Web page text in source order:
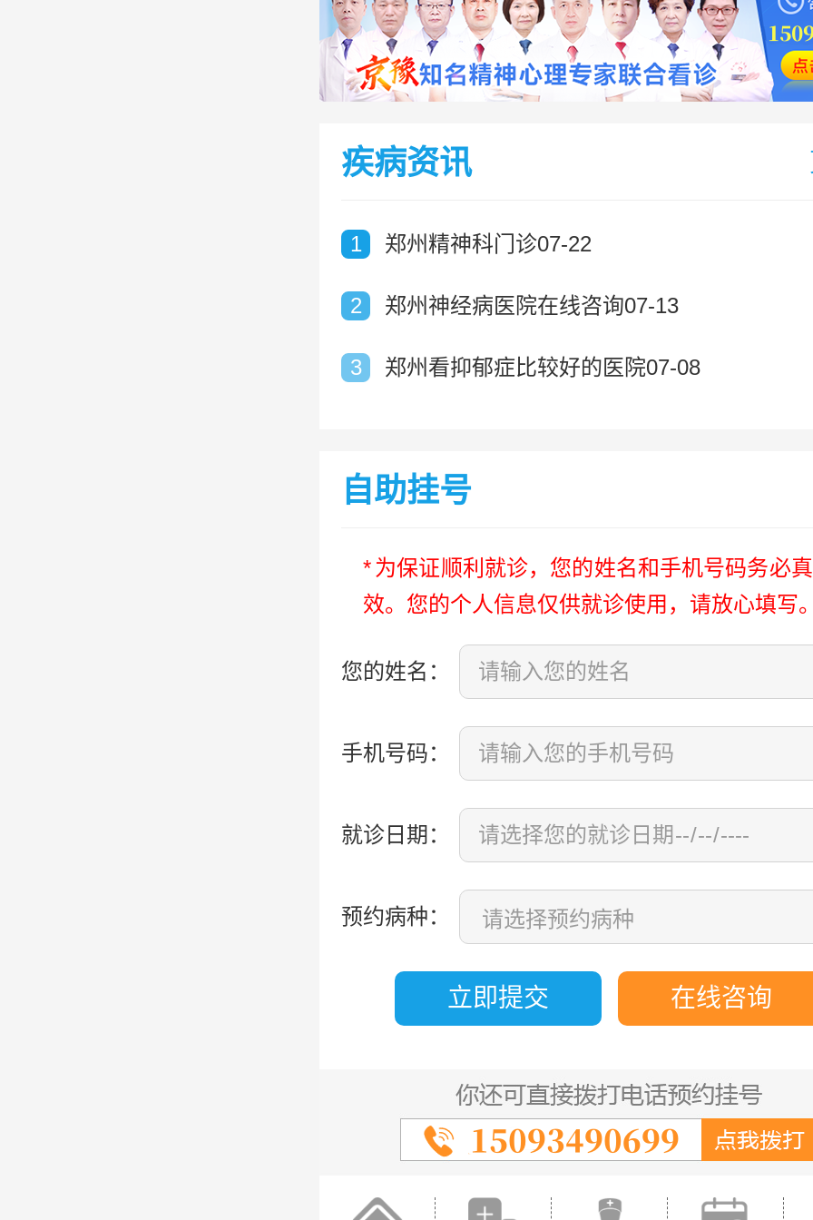
疾病资讯
1 郑州精神科门诊07-22
2 郑州神经病医院在线咨询07-13
3 郑州看抑郁症比较好的医院07-08
自助挂号
* 为保证顺利就诊，您的姓名和手机号码务必
效。您的个人信息仅供就诊使用，请放心填写
您的姓名：
手机号码：
就诊日期：
预约病种：
立即提交 在线咨询